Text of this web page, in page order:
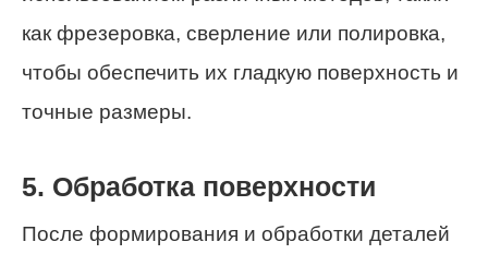
как фрезеровка, сверление или полировка,
чтобы обеспечить их гладкую поверхность и
точные размеры.
5. Обработка поверхности
После формирования и обработки деталей